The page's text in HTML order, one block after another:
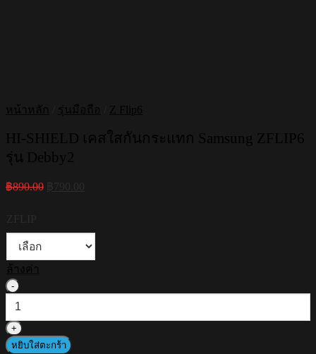
หน้าหลัก รุ่นมือถือ Z Flip6
HI-SHIELD เคสใสกันกระแทก Samsung ZFLIP6
รุ่น Debby2
฿890.00
ล้างค่า
SHIELD
เคส
ใส
หยิบใส่ตะกร้า